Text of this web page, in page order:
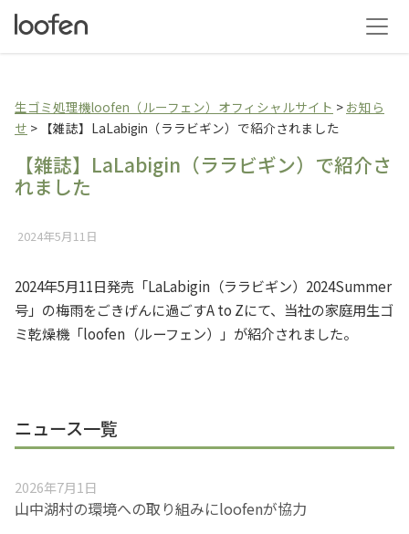
生ゴミ乾燥機loofen（ル
生ゴミ処理機loofen（ルーフェン）オフィシャルサイト > お知ら
せ > 【雑誌】LaLabigin（ララビギン）で紹介されました
【雑誌】LaLabigin（ララビギン）で紹介さ
れました
2024年5月11日
2024年5月11日発売「LaLabigin（ララビギン）2024Summer
号」の梅雨をごきげんに過ごすA to Zにて、当社の家庭用生ゴ
ミ乾燥機「loofen（ルーフェン）」が紹介されました。
ニュース一覧
2026年7月1日
山中湖村の環境への取り組みにloofenが協力